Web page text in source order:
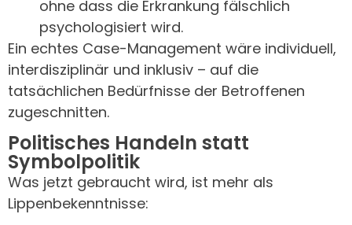
ohne dass die Erkrankung fälschlich
psychologisiert wird.
Ein echtes Case-Management wäre individuell,
interdisziplinär und inklusiv – auf die
tatsächlichen Bedürfnisse der Betroffenen
zugeschnitten.
Politisches Handeln statt
Symbolpolitik
Was jetzt gebraucht wird, ist mehr als
Lippenbekenntnisse: